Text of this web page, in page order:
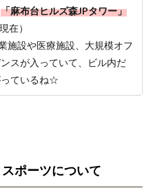
「麻布台ヒルズ森JPタワー」
在）
施設や医療施設、大規模オフ
スが入っていて、ビル内だ
っているね☆
ポーツについて